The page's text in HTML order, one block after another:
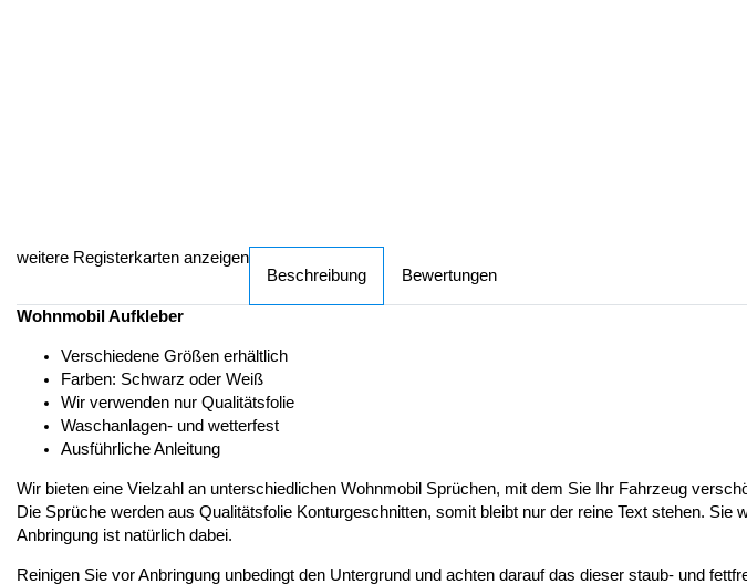
weitere Registerkarten anzeigen
Beschreibung
Bewertungen
Wohnmobil Aufkleber
Verschiedene Größen erhältlich
Farben: Schwarz oder Weiß
Wir verwenden nur Qualitätsfolie
Waschanlagen- und wetterfest
Ausführliche Anleitung
Wir bieten eine Vielzahl an unterschiedlichen Wohnmobil Sprüchen, mit dem Sie Ihr Fahrzeug
Die Sprüche werden aus Qualitätsfolie Konturgeschnitten, somit bleibt nur der reine Text stehen.
Anbringung ist natürlich dabei.
Reinigen Sie vor Anbringung unbedingt den Untergrund und achten darauf das dieser staub- und